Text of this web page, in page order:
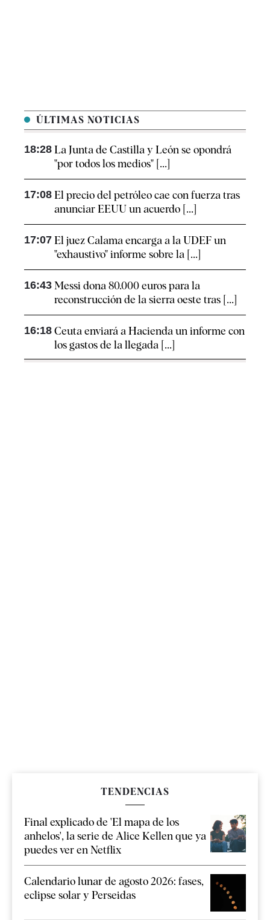
ÚLTIMAS NOTICIAS
18:28 La Junta de Castilla y León se opondrá
"por todos los medios" [...]
17:08 El precio del petróleo cae con fuerza tras
anunciar EEUU un acuerdo [...]
17:07 El juez Calama encarga a la UDEF un
"exhaustivo" informe sobre la [...]
16:43 Messi dona 80.000 euros para la
reconstrucción de la sierra oeste tras [...]
16:18 Ceuta enviará a Hacienda un informe con
los gastos de la llegada [...]
TENDENCIAS
Final explicado de 'El mapa de los
anhelos', la serie de Alice Kellen que ya
puedes ver en Netflix
Calendario lunar de agosto 2026: fases,
eclipse solar y Perseidas